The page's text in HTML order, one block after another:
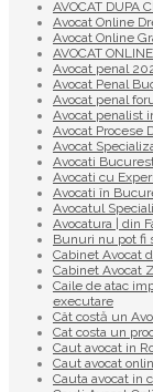
AVOCAT DUPA
Avocat Online
Avocat Online
AVOCAT
Avocat penal
Avocat Penal
Avocat penal
Avocat penalist
Avocat Procese
Avocat
Avocati
Avocati cu
Avocati în
Avocatul
Avocatura | din
Bunuri nu pot fi
Cabinet Avocat
Cabinet Avocat
Caile de atac
executare
Cât costă un
Cat costa un
Caut avocat in
Caut avocat
Cauta avocat in